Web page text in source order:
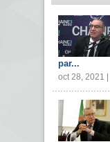
par...
oct 28, 2021 |